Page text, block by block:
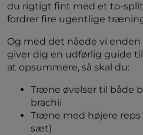
du rigtigt fint med et to-
fordrer fire ugentlige
Og med det nåede vi
giver dig en udførlig guide
at opsummere, så skal du:
Træne øvelser til både
brachii
Træne med højere reps
sæt)